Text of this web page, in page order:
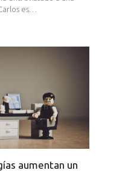
es…
aumentan un